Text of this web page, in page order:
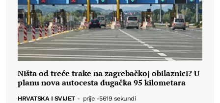
Ništa od treće trake na zagrebačkoj obilaznici? U
planu nova autocesta dugačka 95 kilometara
HRVATSKA I SVIJET - prije -5619 sekundi